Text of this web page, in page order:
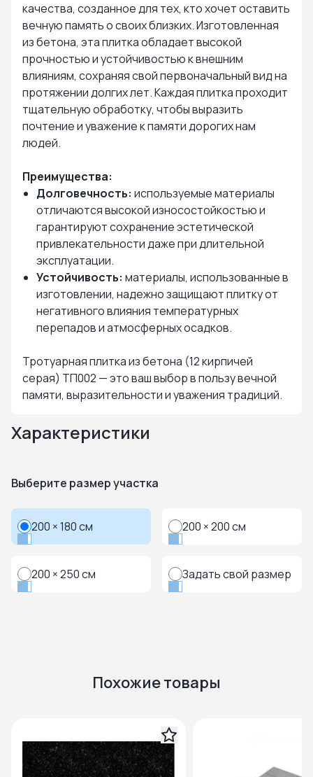
качества, созданное для тех, кто хочет оставить
вечную память о своих близких. Изготовленная
из бетона, эта плитка обладает высокой
прочностью и устойчивостью к внешним
влияниям, сохраняя свой первоначальный вид на
протяжении долгих лет. Каждая плитка проходит
тщательную обработку, чтобы выразить
почтение и уважение к памяти дорогих нам
людей.
Преимущества:
Долговечность: используемые материалы
отличаются высокой износостойкостью и
гарантируют сохранение эстетической
привлекательности даже при длительной
эксплуатации.
Устойчивость: материалы, использованные в
изготовлении, надежно защищают плитку от
негативного влияния температурных
перепадов и атмосферных осадков.
Тротуарная плитка из бетона (12 кирпичей
серая) ТП002 — это ваш выбор в пользу вечной
памяти, выразительности и уважения традиций.
Характеристики
Выберите размер участка
200 × 180 см 200 × 200 см
200 × 250 см Задать свой размер
Похожие товары